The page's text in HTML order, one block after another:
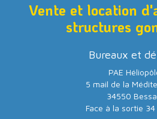
Vente et location
structures
Bureaux et
PAE
5 mail de la
34550
Face à la sortie